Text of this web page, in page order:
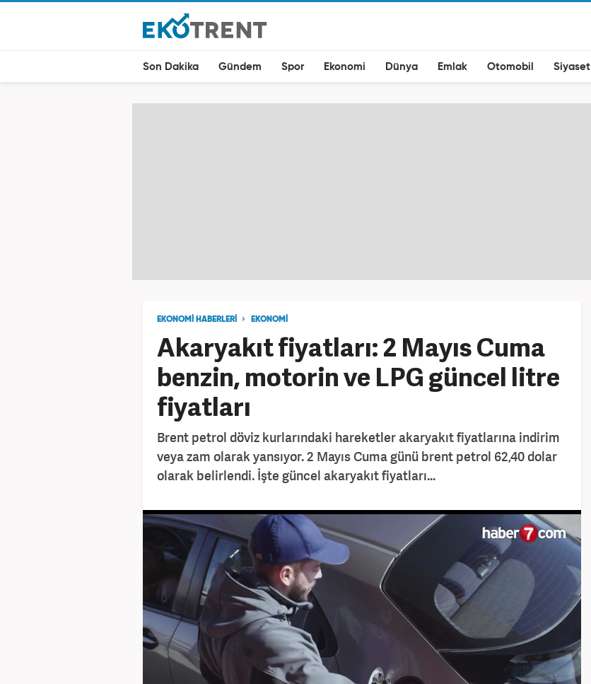
Son Dakika Gündem Spor Ekonomi Dünya Emlak Otomobil Siyaset
EKONOMİ HABERLERİ EKONOMİ
Akaryakıt fiyatları: 2 Mayıs Cuma
benzin, motorin ve LPG güncel litre
fiyatları
Brent petrol döviz kurlarındaki hareketler akaryakıt fiyatlarına indirim
veya zam olarak yansıyor. 2 Mayıs Cuma günü brent petrol 62,40 dolar
olarak belirlendi. İşte güncel akaryakıt fiyatları...